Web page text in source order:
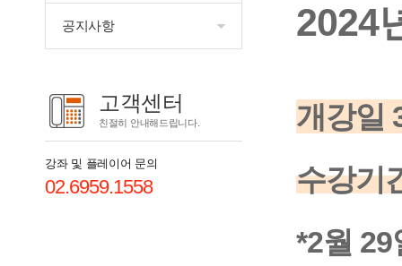
공지사항
고객센터
친절히 안내해드립니다.
강좌 및 플레이어 문의
02.6959.1558
2024
개강일
수강기
*2월 29